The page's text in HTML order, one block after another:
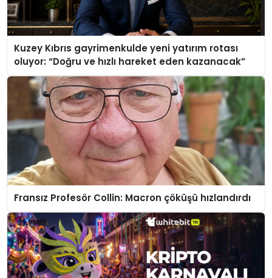
Kuzey Kıbrıs gayrimenkulde yeni yatırım rotası
oluyor: “Doğru ve hızlı hareket eden kazanacak”
Fransız Profesör Collin: Macron çöküşü hızlandırdı